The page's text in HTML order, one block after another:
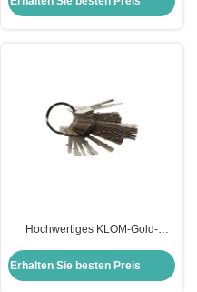
Schloss Entsperren Schlosser J
Hochwertiges KLOM-Gold-
Testschlüssel
Erhalten Sie besten Preis